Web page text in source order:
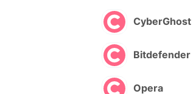
CyberGhost
Bitdefender
Opera